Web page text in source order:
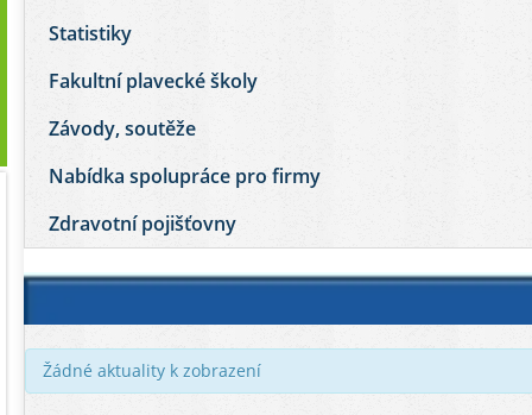
Statistiky
Fakultní plavecké školy
Závody, soutěže
Nabídka spolupráce pro firmy
Zdravotní pojišťovny
Žádné aktuality k zobrazení